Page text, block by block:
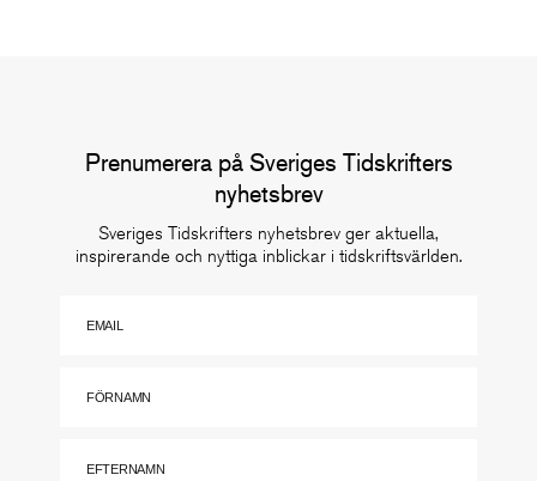
Prenumerera på Sveriges Tidskrifters
nyhetsbrev
Sveriges Tidskrifters nyhetsbrev ger aktuella,
inspirerande och nyttiga inblickar i tidskriftsvärlden.